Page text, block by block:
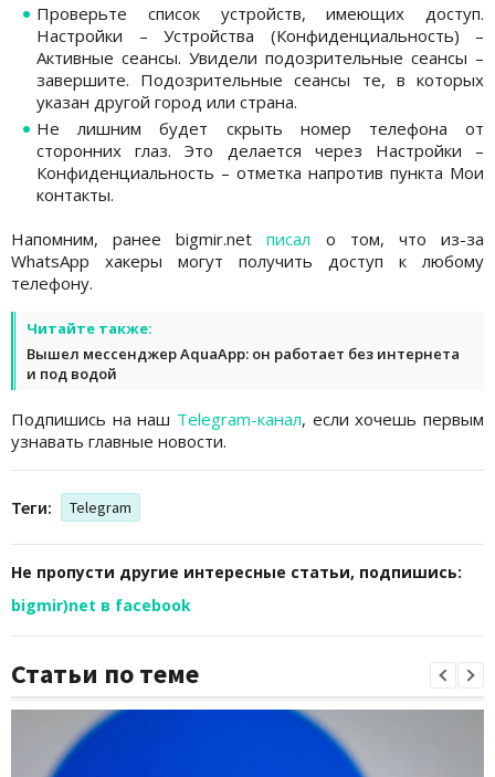
Проверьте список устройств, имеющих доступ.
Настройки – Устройства (Конфиденциальность) –
Активные сеансы. Увидели подозрительные сеансы –
завершите. Подозрительные сеансы те, в которых
указан другой город или страна.
Не лишним будет скрыть номер телефона от
сторонних глаз. Это делается через Настройки –
Конфиденциальность – отметка напротив пункта Мои
контакты.
Напомним, ранее bigmir.netписал о том, что из-за
WhatsApp хакеры могут получить доступ к любому
телефону.
Читайте также:
Вышел мессенджер AquaApp: он работает без интернета
и под водой
Подпишись на наш Telegram-канал, если хочешь первым
узнавать главные новости.
Теги: Telegram
Не пропусти другие интересные статьи, подпишись:
bigmir)net в facebook
Статьи по теме